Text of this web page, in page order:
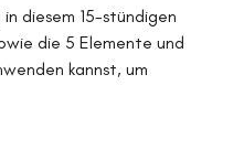
diesem 15-stündigen
die 5 Elemente und
kannst, um